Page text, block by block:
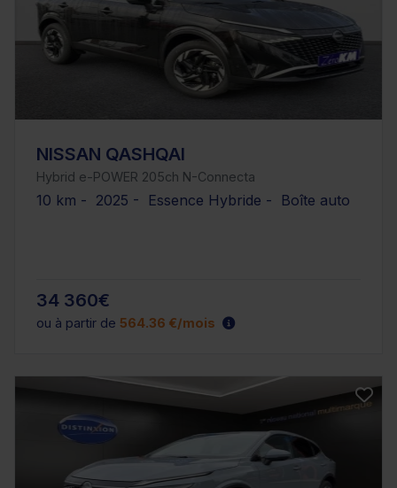
NISSAN QASHQAI
Hybrid e-POWER 205ch N-Connecta
10 km - 2025 - Essence Hybride - Boîte auto
34 360€
ou à partir de 564.36 €/mois